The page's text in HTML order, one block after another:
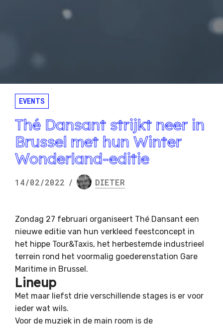
EVENTS
Thé Dansant strijkt neer in
Brussel met hun Winter
Wonderland-editie
14/02/2022 / DIETER
Zondag 27 februari organiseert Thé Dansant een
nieuwe editie van hun verkleed feestconcept in
het hippe Tour&Taxis, het herbestemde industrieel
terrein rond het voormalig goederenstation Gare
Maritime in Brussel.
Lineup
Met maar liefst drie verschillende stages is er voor
ieder wat wils.
Voor de muziek in de main room is de